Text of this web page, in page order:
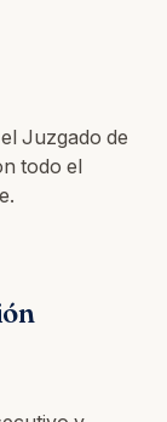
Juzgado de
todo el